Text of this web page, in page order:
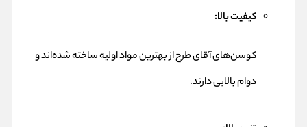
کیفیت بالا:
کوسن‌های آقای طرح از بهترین مواد اولیه ساخته شده‌اند و
دوام بالایی دارند.